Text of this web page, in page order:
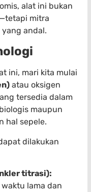
alat ini bukan
mitra
andal.
ini, mari kita mulai
atau oksigen
tersedia dalam
maupun
hal sepele.
dilakukan
titrasi):
lama dan